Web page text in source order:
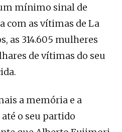
mínimo sinal de
com as vítimas de La
as 314.605 mulheres
de vítimas do seu
a memória e a
o seu partido